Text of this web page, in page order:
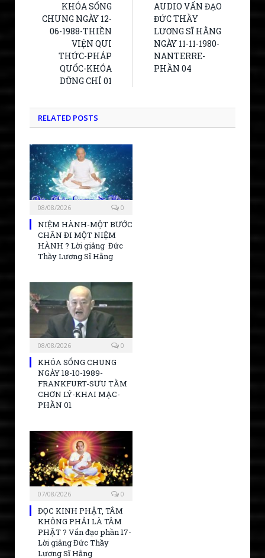
KHÓA SỐNG
CHUNG NGÀY 12-
06-1988-THIỀN
VIỆN QUI
THỨC-PHÁP
QUỐC-KHÓA
DŨNG CHÍ 01
AUDIO VẤN ĐẠO
ĐỨC THẦY
LƯƠNG SĨ HẰNG
NGÀY 11-11-1980-
NANTERRE-
PHẦN 04
RELATED POSTS
08/08/2026 0
NIỆM HÀNH-MỘT BƯỚC
CHÂN ĐI MỘT NIỆM
HÀNH ? Lời giảng Đức
Thầy Lương Sĩ Hằng
08/08/2026 0
KHÓA SỐNG CHUNG
NGÀY 18-10-1989-
FRANKFURT-SƯU TẦM
CHƠN LÝ-KHAI MẠC-
PHẦN 01
07/08/2026 0
ĐỌC KINH PHẬT, TÂM
KHÔNG PHẢI LÀ TÂM
PHẬT ? Vấn đạo phần 17-
Lời giảng Đức Thầy
Lương Sĩ Hằng